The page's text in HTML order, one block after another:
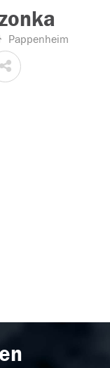
Pappenheim